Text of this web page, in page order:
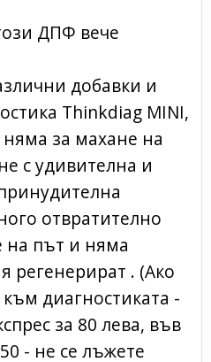
ДПФ вече
добавки и
Thinkdiag MINI,
за махане на
с удивителна и
отвратително
на път и няма
регенерират . (Ако
диагностиката -
за 80 лева, във
- не се лъжете